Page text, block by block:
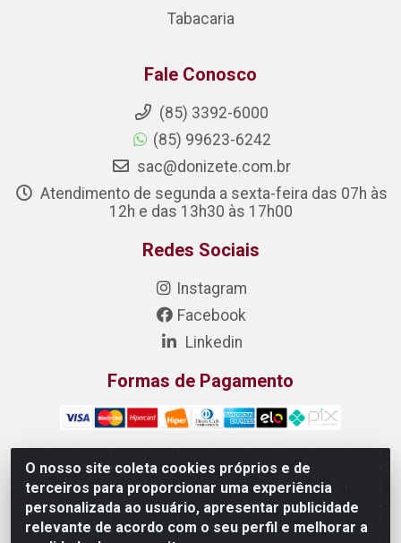
O nosso site coleta cookies próprios e de
terceiros para proporcionar uma experiência
personalizada ao usuário, apresentar publicidade
relevante de acordo com o seu perfil e melhorar a
Tabacaria
Fale Conosco
(85) 3392-6000
(85) 99623-6242
sac@donizete.com.br
Atendimento de segunda a sexta-feira das 07h às
12h e das 13h30 às 17h00
Redes Sociais
Instagram
Facebook
Linkedin
Formas de Pagamento
DONIZETE DISTRIBUIDORA DE ALIMENTOS S/A - Rua
Raimundo Matias, 377 - Pedras, Itaitinga/CE - CEP 61.887-
880 - CNPJ 23.577.851/0001-05